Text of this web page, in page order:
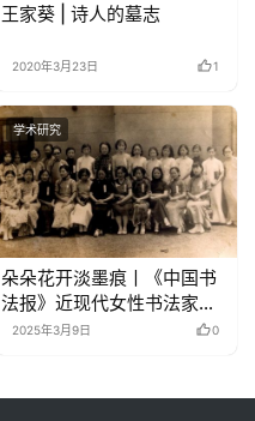
王家葵 | 诗人的墓志
2020年3月23日 1
学术研究
朵朵花开淡墨痕丨《中国书
法报》近现代女性书法家专
题2025年3月9日 0